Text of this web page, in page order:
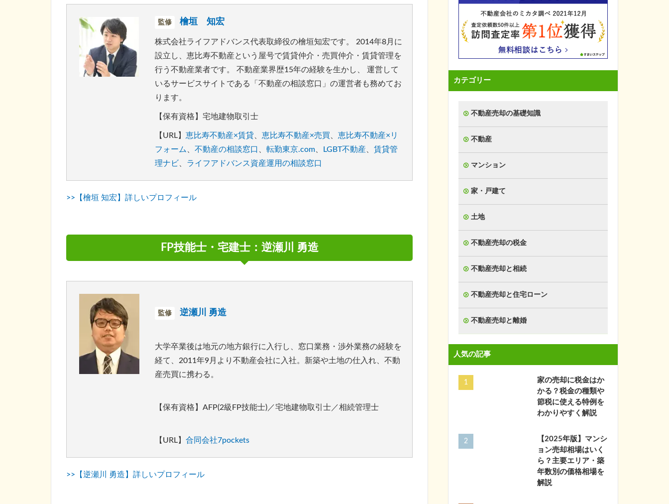
監修 檜垣 知宏
株式会社ライフアドバンス代表取締役の檜垣知宏です。 2014年8月に
設立し、恵比寿不動産という屋号で賃貸仲介・売買仲介・賃貸管理を
行う不動産業者です。 不動産業界歴15年の経験を生かし、 運営して
いるサービスサイトである「不動産の相談窓口」の運営者も務めてお
ります。
【保有資格】宅地建物取引士
【URL】 恵比寿不動産×賃貸、 恵比寿不動産×売買
恵比寿不動産×リ
フォーム
不動産の相談窓口 転勤東京.com、 LGBT不動産、 賃貸管
理ナビ、 ライフアドバンス資産運用の相談窓口
>>【檜垣 知宏】詳しいプロフィール
FP技能士・宅建士：逆瀬川 勇造
監修 逆瀬川 勇造
大学卒業後は地元の地方銀行に入行し、窓口業務・渉外業務の経験を
経て、2011年9月より不動産会社に入社。新築や土地の仕入れ、不動
産売買に携わる。
【保有資格】AFP(2級FP技能士)／宅地建物取引士／相続管理士
【URL】 合同会社7pockets
>>【逆瀬川 勇造】詳しいプロフィール
カテゴリー
不動産売却の基礎知識
不動産
マンション
家・戸建て
土地
不動産売却の税金
不動産売却と相続
不動産売却と住宅ローン
不動産売却と離婚
人気の記事
家の売却に税金はか
かる？税金の種類や
節税に使える特例を
わかりやすく解説
【2025年版】マンシ
ョン売却相場はいく
ら？主要エリア・築
年数別の価格相場を
解説